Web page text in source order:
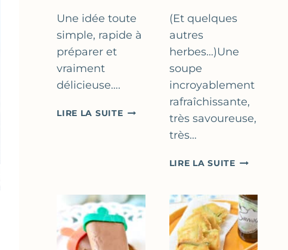
Une idée toute
simple, rapide à
préparer et
vraiment
délicieuse….
LIRE LA SUITEABRICOTS
&
FLEUR
D’ORANGER
(Et quelques
autres
herbes…)Une
soupe
incroyablement
rafraîchissante,
très savoureuse,
très…
LIRE LA SUITESOUPE
AU
CITRON
&